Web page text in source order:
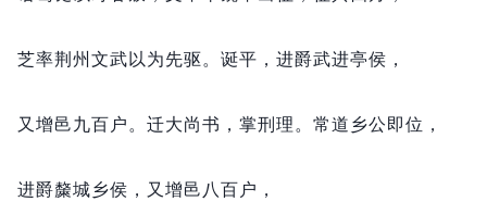
芝率荆州文武以为先驱。 诞平， 进爵武进亭侯，
又增邑九百户。 迁大尚书， 掌刑理。 常道乡公即位，
进爵斄城乡侯， 又增邑八百户，